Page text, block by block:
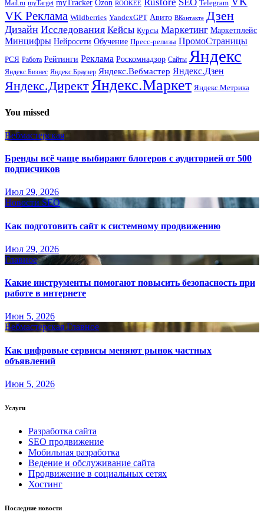
Mail.ru myTarget myTracker Ozon ROOKEE SEO Telegram
VK Реклама Wildberries YandexGPT Авито ВКонтакте Дзен
Дизайн Исследования Кейсы Курсы Маркетинг Маркетплейс
Минцифры Нейросети Обучение Пресс-релизы ПромоСтраницы
РСЯ Работа Рейтинги Реклама Роскомнадзор Сайты Яндекс
Яндекс.Бизнес Яндекс.Браузер Яндекс.Вебмастер Яндекс.Дзен
Яндекс.ДиректЯндекс.Маркет Яндекс.Метрика
You missed
Вебмастерская
Бренды всё чаще выбирают блогеров с аудиторией от 500
подписчиков
Июл 29, 2026
Новости SEO
Как подготовить сайт к системному продвижению
Июл 29, 2026
Главное
Какие инструменты помогают повысить безопасность при
работе в интернете
Июн 5, 2026
Вебмастерская Главное
Как цифровые сервисы меняют рынок частных
объявлений
Июн 5, 2026
Услуги
Разработка сайта
SEO продвижение
Мобильная разработка
Ведение и обслуживание сайта
Продвижение в социальных сетях
Хостинг
Последние новости